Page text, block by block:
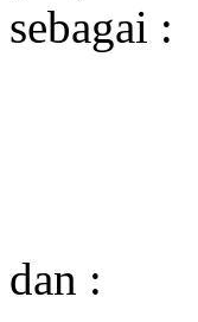
sebagai :
dan :